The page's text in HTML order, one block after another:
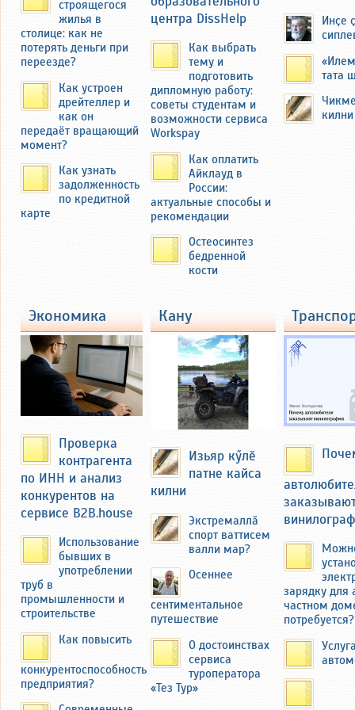
Семья Федоровых переехала в
другую деревню — Миснеры
Чебоксарского района ЧАССР.
В 2019 году автор этих строк побывал
около 40 соток. Там семья
выращивала картофель и ранние
зелень и овощи на продажу на
базаре в Чебоксарах и
Новочебоксарске. Продукцию
вывозили на мотоцикле с коляской
через мост над речкой Кукшум.
Николай Фёдоров вспоминал, как он
иногда, помогая отцу, сам продавал
овощи на базаре Чебоксар.
Миснеры — деревня небольшая.
Федоров учился в средней школе в
строящегося
жилья в
столице: как не
потерять деньги при
переезде?
Как устроен
дрейтеллер и
как он
передаёт вращающий
момент?
Как узнать
задолженность
по кредитной
карте
центра DissHelp
Как выбрать
тему и
подготовить
дипломную работу:
советы студентам и
возможности сервиса
Workspay
Как оплатить
Айклауд в
России:
актуальные способы и
рекомендации
Остеосинтез
бедренной
кости
Инҫе
тата
килни
экономика
Проверка
контрагента
по ИНН и анализ
конкурентов на
сервисе B2B.house
Использование
бывших в
употреблении
труб в
промышленности и
строительстве
Как повысить
конкурентоспособность
предприятия?
кану
Изьяр кӳлӗ
патне кайса
килни
Экстремаллӑ
спорт ваттисем
валли мар?
Осеннее
сентиментальное
путешествие
О достоинствах
сервиса
туроператора
«Тез Тур»
зарядку для
частном
потребуется?